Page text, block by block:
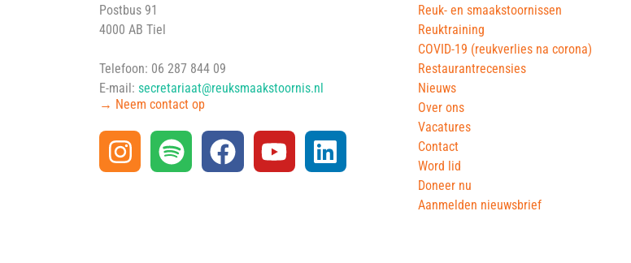
Postbus 91
4000 AB Tiel
Telefoon: 06 287 844 09
E-mail: secretariaat@reuksmaakstoornis.nl
→ Neem contact op
Reuk- en smaakstoornissen
Reuktraining
COVID-19 (reukverlies na corona)
Restaurantrecensies
Nieuws
Over ons
Vacatures
Contact
Word lid
Doneer nu
Aanmelden nieuwsbrief